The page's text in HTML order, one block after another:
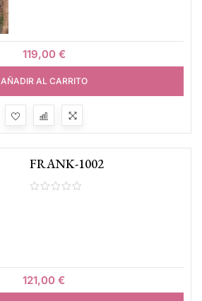
119,00 €
AÑADIR AL CARRITO
FRANK-1002
121,00 €